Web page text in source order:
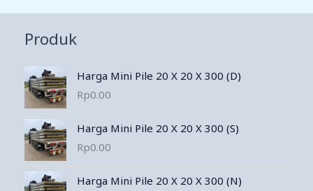
Produk
Harga Mini Pile 20 X 20 X 300 (D)
Rp0.00
Harga Mini Pile 20 X 20 X 300 (S)
Rp0.00
Harga Mini Pile 20 X 20 X 300 (N)